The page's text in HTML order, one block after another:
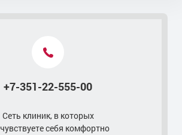
+7-351-22-555-00
Сеть клиник, в которых
себя комфортно